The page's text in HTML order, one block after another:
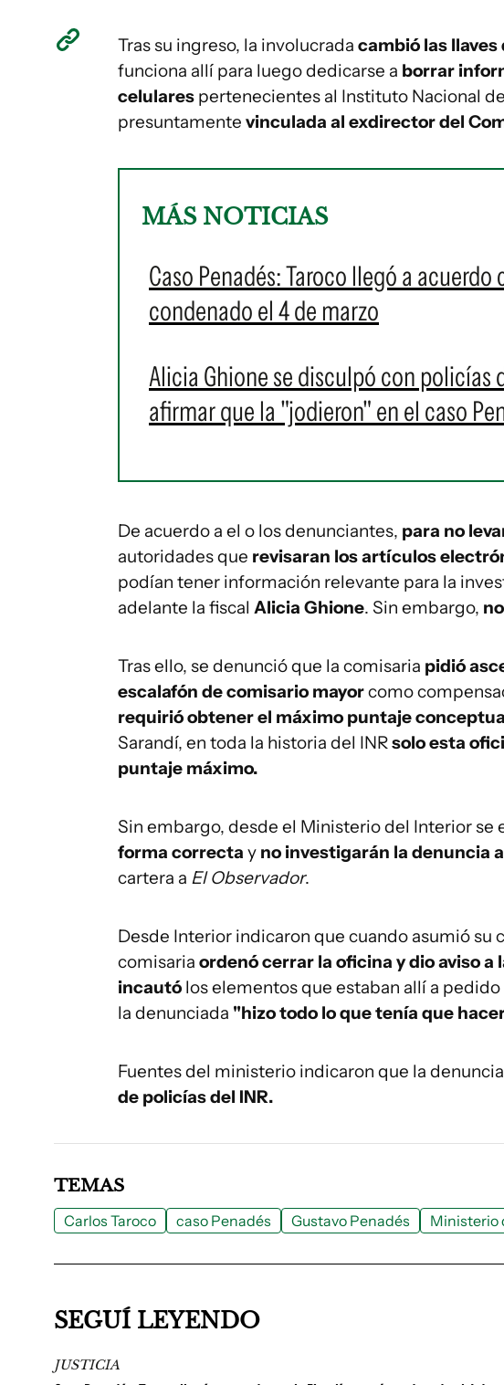
Tras su ingreso, la involucrada cambió las
funciona allí para luego dedicarse a borrar
celulares pertenecientes al Instituto Nacional
presuntamente vinculada al exdirector del
MÁS NOTICIAS
Caso Penadés: Taroco llegó a acuerdo
condenado el 4 de marzo
Alicia Ghione se disculpó con policías
afirmar que la "jodieron" en el caso
De acuerdo a el o los denunciantes, para no
autoridades que revisaran los artículos
podían tener información relevante para la
adelante la fiscal Alicia Ghione. Sin embargo,
Tras ello, se denunció que la comisaria pidió
escalafón de comisario mayorcomo
requirió obtener el máximo puntaje
Sarandí, en toda la historia del INRsolo esta
puntaje máximo.
Sin embargo, desde el Ministerio del Interior se
forma correcta y no investigarán la denuncia
cartera a El Observador.
Desde Interior indicaron que cuando asumió su
comisaria ordenó cerrar la oficina y dio aviso a
incautó los elementos que estaban allí a
la denunciada "hizo todo lo que tenía que
Fuentes del ministerio indicaron que la
de policías del INR.
TEMAS
Carlos Taroco caso Penadés Gustavo Penadés Ministerio
SEGUÍ LEYENDO
JUSTICIA